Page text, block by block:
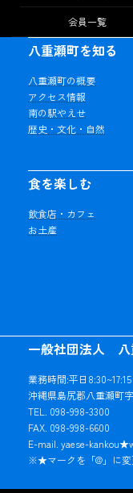
会員一覧
一般社団法人 八
業務時間:平日
沖縄県島尻郡八重瀬町
TEL. 098-998-3300
FAX. 098-998-6600
E-mail. yaese-
※★マークを「@」に変
八重瀬町を知る
八重瀬町の概要
アクセス情報
南の駅やえせ
歴史・文化・自然
食を楽しむ
飲食店・カフェ
お土産